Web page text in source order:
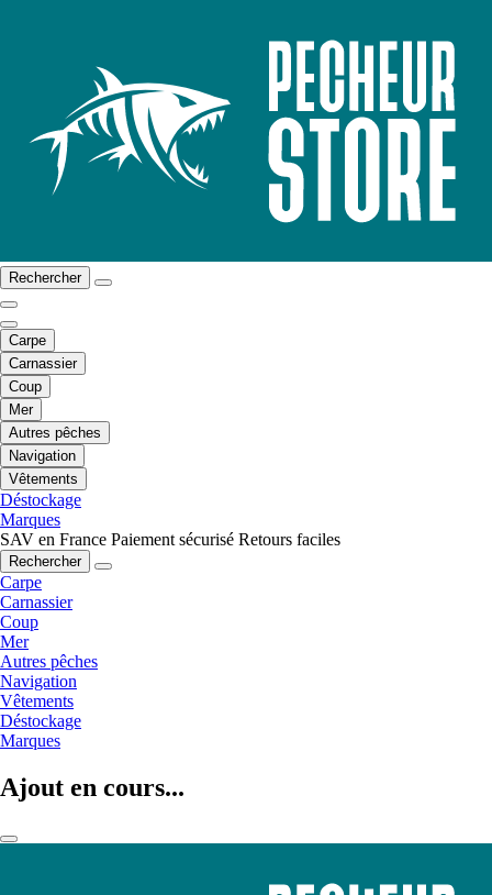
Rechercher
Carpe
Carnassier
Coup
Mer
Autres pêches
Navigation
Vêtements
Déstockage
Marques
SAV en France Paiement sécurisé Retours faciles
Rechercher
Carpe
Carnassier
Coup
Mer
Autres pêches
Navigation
Vêtements
Déstockage
Marques
Ajout en cours...